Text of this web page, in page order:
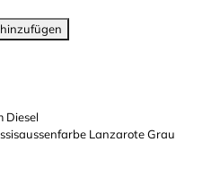
Diesel
Lanzarote Grau